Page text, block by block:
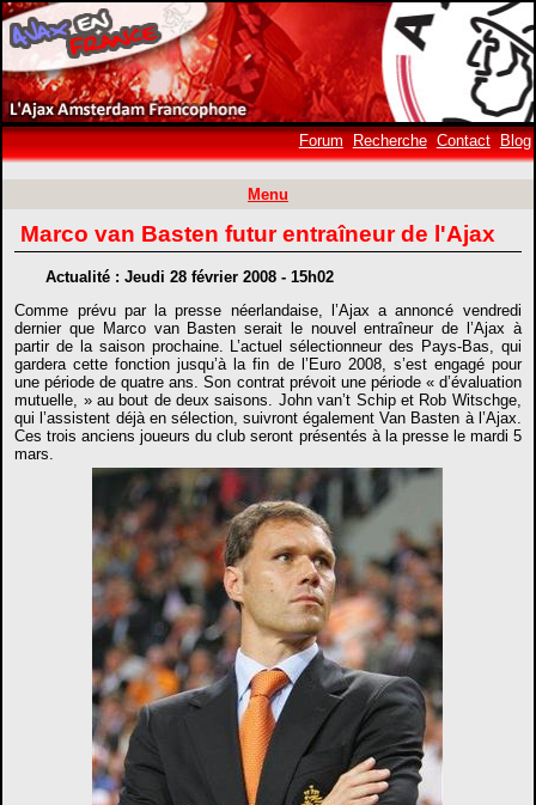
Forum Recherche Contact Blog
Menu
Marco van Basten futur entraîneur de l'Ajax
Actualité : Jeudi 28 février 2008 - 15h02
Comme prévu par la presse néerlandaise, l’Ajax a annoncé vendredi
dernier que Marco van Basten serait le nouvel entraîneur de l’Ajax à
partir de la saison prochaine. L’actuel sélectionneur des Pays-Bas, qui
gardera cette fonction jusqu’à la fin de l’Euro 2008, s’est engagé pour
une période de quatre ans. Son contrat prévoit une période « d’évaluation
mutuelle, » au bout de deux saisons. John van’t Schip et Rob Witschge,
qui l’assistent déjà en sélection, suivront également Van Basten à l’Ajax.
Ces trois anciens joueurs du club seront présentés à la presse le mardi 5
mars.